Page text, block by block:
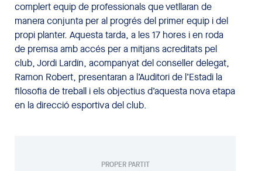
complert equip de professionals que vetllaran de
manera conjunta per al progrés del primer equip i del
propi planter. Aquesta tarda, a les 17 hores i en roda
de premsa amb accés per a mitjans acreditats pel
club, Jordi Lardín, acompanyat del conseller delegat,
Ramon Robert, presentaran a l’Auditori de l’Estadi la
filosofia de treball i els objectius d’aquesta nova etapa
en la direcció esportiva del club.
PROPER PARTIT